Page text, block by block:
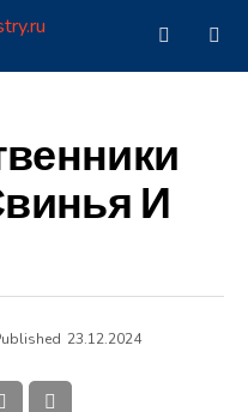
И
23.12.2024